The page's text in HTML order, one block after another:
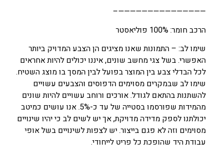
———————————————–
הרכב חומר: 100% פוליאסטר
שימו לב: – התמונות שאנו מציגים הן הצבע המדויק ביותר
האפשרי. בשל צגי מחשב שונים, איננו יכולים להיות אחראים
לכל הבדלי צבע בין המוצר בפועל לבין המסך בו מוצג השטיח.
שימו לב שבמקרים מסוימים הדפוסים והצבעים עשויים
להשתנות בהתאם לגודל. אורכים ורוחב עשויים להיות שונים
מהמידות שפורסמו בסטייה של עד כ-5%. אנו עושים כמיטב
יכולתנו לספק מדידה מדויקת, אך יש לשים לב כי יהיו שינויים
מסוימים וזה לא פגם בייצור. יש לצפות לשינויים בשל אופי
עבודת היד שהופכת כל פריט לייחודי.